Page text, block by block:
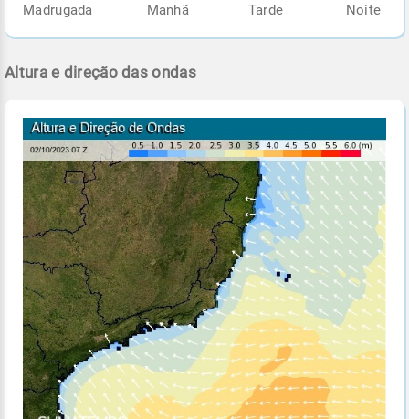
Madrugada Manhã Tarde Noite
Altura e direção das ondas